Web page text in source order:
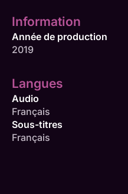
Information
Année de production
2019
Langues
Audio
Français
Sous-titres
Français